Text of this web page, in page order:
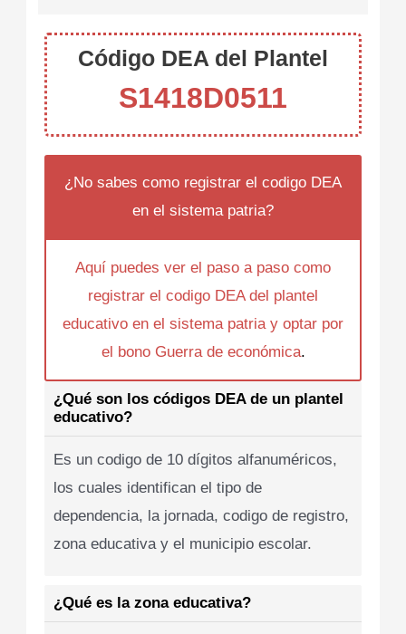
Código DEA del Plantel
S1418D0511
¿No sabes como registrar el codigo DEA
en el sistema patria?
Aquí puedes ver el paso a paso como
registrar el codigo DEA del plantel
educativo en el sistema patria y optar por
el bono Guerra de económica.
¿Qué son los códigos DEA de un plantel
educativo?
Es un codigo de 10 dígitos alfanuméricos,
los cuales identifican el tipo de
dependencia, la jornada, codigo de registro,
zona educativa y el municipio escolar.
¿Qué es la zona educativa?